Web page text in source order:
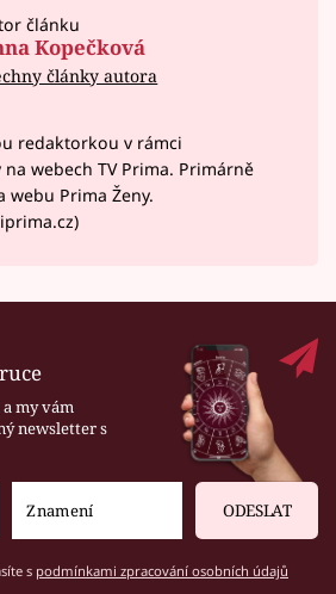
článku
Kopečková
články autora
redaktorkou v rámci
webech TV Prima. Primárně
webu Prima Ženy.
my vám
newsletter s
ODESLAT
s podmínkami zpracování osobních údajů